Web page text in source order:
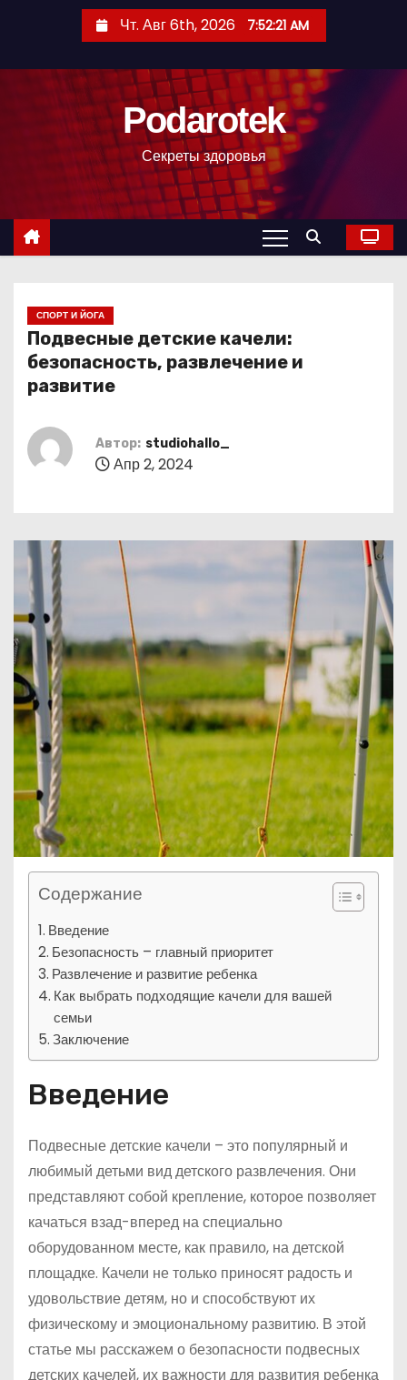
с
Чт. Авг 6th, 2026 7:52:22 AM
Podarotek
Секреты здоровья
СПОРТ И ЙОГА
Подвесные детские качели:
безопасность, развлечение и
развитие
Автор: studiohallo_
Апр 2, 2024
Содержание
Введение
Безопасность – главный приоритет
Развлечение и развитие ребенка
Как выбрать подходящие качели для вашей
семьи
Заключение
Введение
Подвесные детские качели – это популярный и
любимый детьми вид детского развлечения. Они
представляют собой крепление, которое позволяет
качаться взад-вперед на специально
оборудованном месте, как правило, на детской
площадке. Качели не только приносят радость и
удовольствие детям, но и способствуют их
физическому и эмоциональному развитию. В этой
статье мы расскажем о безопасности подвесных
детских качелей, их важности для развития ребенка